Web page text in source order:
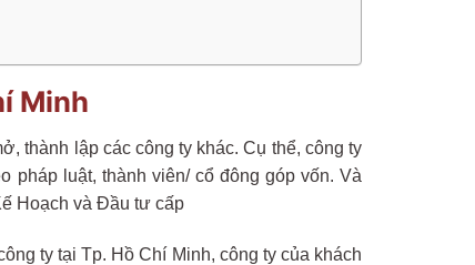
Minh
thành lập các công ty khác. Cụ thể, công ty
pháp luật, thành viên/ cổ đông góp vốn. Và
Hoạch và Đầu tư cấp
ty tại Tp. Hồ Chí Minh, công ty của khách